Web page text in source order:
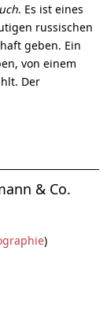
. Es ist eines
russischen
geben. Ein
von einem
Der
& Co.
)